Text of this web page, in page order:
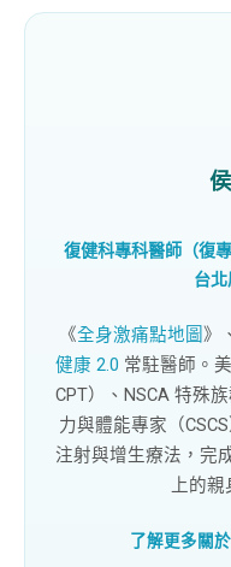
復健科專科醫師（復
台
《全身激痛點地圖 》
健康 2.0 常駐醫師。
CPT）、NSCA 特殊
力與體能專家（
注射與增生療法，完
上的
了解更多關